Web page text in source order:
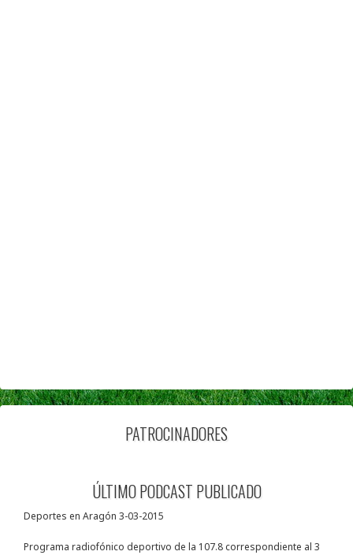
PATROCINADORES
ÚLTIMO PODCAST PUBLICADO
Deportes en Aragón 3-03-2015
Programa radiofónico deportivo de la 107.8 correspondiente al 3